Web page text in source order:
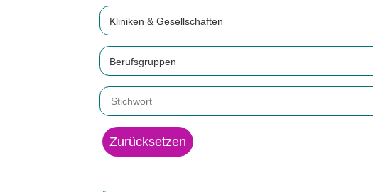
Kliniken & Gesellschaften
Berufsgruppen
Zurücksetzen